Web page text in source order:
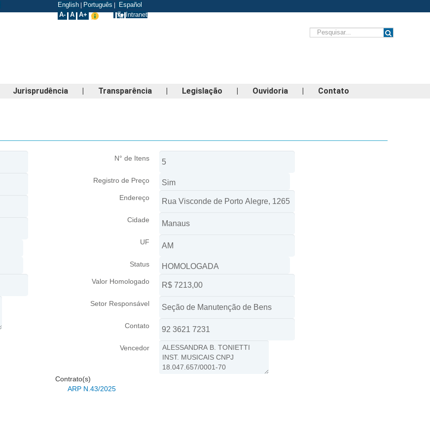
English Português
Español
A- A A+ Intranet
Jurisprudência | Transparência | Legislação | Ouvidoria | Contato
N° de Itens
Registro de Preço
Endereço
Cidade
UF
Status
Valor Homologado
Setor Responsável
Contato
Vencedor
Contrato(s)
ARP N.43/2025